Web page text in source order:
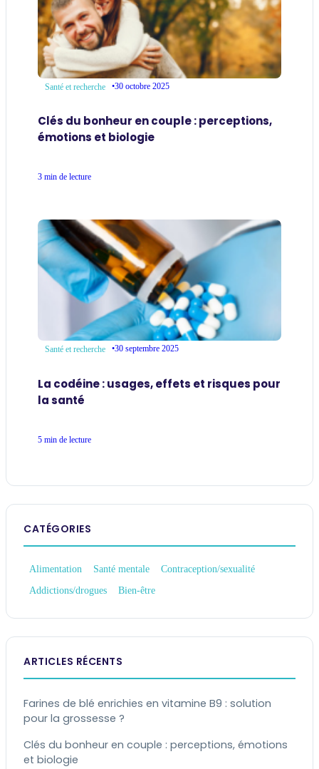
Santé et recherche •30 octobre 2025
Clés du bonheur en couple : perceptions,
émotions et biologie
3 min de lecture
Santé et recherche •30 septembre 2025
La codéine : usages, effets et risques pour
la santé
5 min de lecture
CATÉGORIES
Alimentation Santé mentale
Contraception/sexualité
Addictions/drogues
Bien-être
ARTICLES RÉCENTS
Farines de blé enrichies en vitamine B9 : solution
pour la grossesse ?
Clés du bonheur en couple : perceptions, émotions
et biologie